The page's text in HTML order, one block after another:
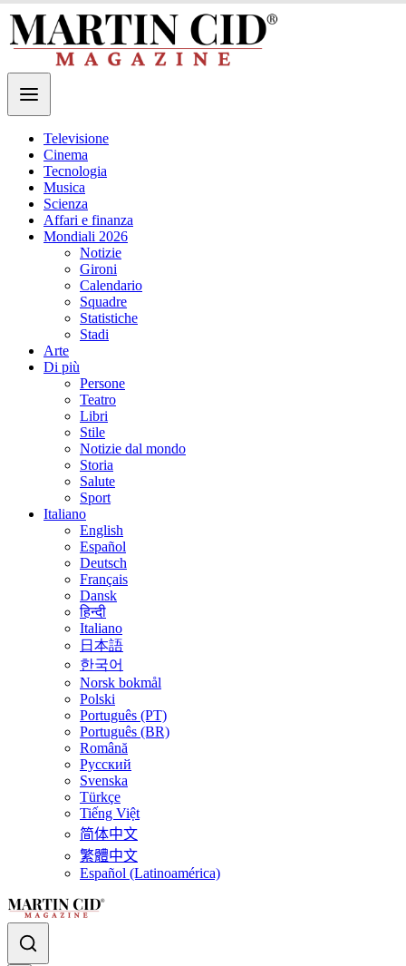
Televisione
Cinema
Tecnologia
Musica
Scienza
Affari e finanza
Mondiali 2026
Notizie
Gironi
Calendario
Squadre
Statistiche
Stadi
Arte
Di più
Persone
Teatro
Libri
Stile
Notizie dal mondo
Storia
Salute
Sport
Italiano
English
Español
Deutsch
Français
Dansk
हिन्दी
Italiano
日本語
한국어
Norsk bokmål
Polski
Português (PT)
Português (BR)
Română
Русский
Svenska
Türkçe
Tiếng Việt
简体中文
繁體中文
Español (Latinoamérica)